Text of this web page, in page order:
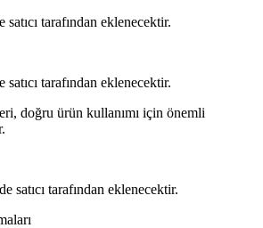
satıcı tarafından eklenecektir.
satıcı tarafından eklenecektir.
doğru ürün kullanımı için önemli
satıcı tarafından eklenecektir.